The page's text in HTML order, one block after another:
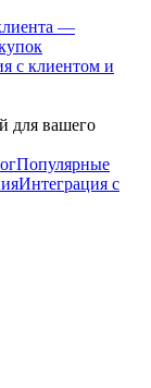
—
с клиентом и
для вашего
Популярные
Интеграция с